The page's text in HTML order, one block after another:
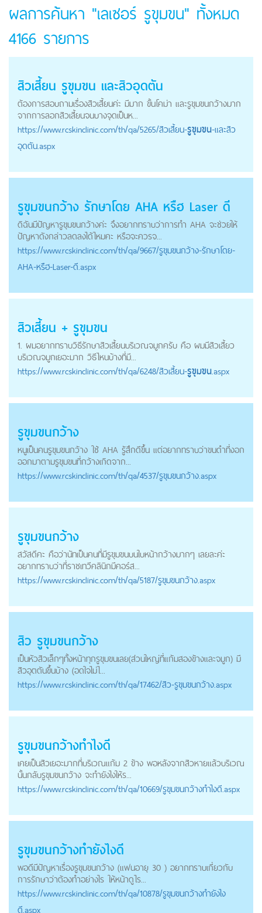
ผลการค้นหา "เลเซอร์ รูขุมขน" ทั้งหมด
4166 รายการ
สิวเสี้ยน รูขุมขน และสิวอุดตัน
ต้องการสอบถามเรื่องสิวเสี้ยนค่ะ มีมาก ขั้นโคม่า และรูขุมขนกว้างมาก
จากการลอกสิวเสี้ยนจนบางจุดเป็นห...
https://www.rcskinclinic.com/th/qa/5265/สิวเสี้ยน-รูขุมขน-และสิว
อุดตัน.aspx
รูขุมขนกว้าง รักษาโดย AHA หรืฮ Laser ดี
ดิฉันมีปัญหารูขุมขนกว้างค่ะ จึงอยากทราบว่าการทำ AHA จะช่วยให้
ปัญหาดังกล่าวลดลงได้ไหมคะ หรือจะควรจ...
https://www.rcskinclinic.com/th/qa/9667/รูขุมขนกว้าง-รักษาโดย-
AHA-หรืฮ-Laser-ดี.aspx
สิวเสี้ยน + รูขุมขน
1. ผมอยากทราบวิธีรักษาสิวเสี้ยนบริเวณจมูกครับ คือ ผมมีสิวเสี้ยว
บริเวณจมูกเยอะมาก วิธีไหนบ้างที่มี...
https://www.rcskinclinic.com/th/qa/6248/สิวเสี้ยน-รูขุมขน.aspx
รูขุมขนกว้าง
หนูเป็นคนรูขุมขนกว้าง ใช้ AHA รู้สึกดีขึ้น แต่อยากทราบว่าขนดำที่งอก
ออกมาตามรูขุมขนที่กว้างเกิดจาก...
https://www.rcskinclinic.com/th/qa/4537/รูขุมขนกว้าง.aspx
รูขุมขนกว้าง
สวัสดีคะ คือว่านัทเป็นคนที่มีรูขุมขนบนใบหน้ากว้างมากๆ เลยละค่ะ
อยากทราบว่าที่ราชเทวีคลินิกมีคอร์ส...
https://www.rcskinclinic.com/th/qa/5187/รูขุมขนกว้าง.aspx
สิว รูขุมขนกว้าง
เป็นหัวสิวเล็กๆทั้งหน้าทุกรูขุมขนเลย(ส่วนใหญ่ที่แก้มสองข้างและจมูก) มี
สิวอุตตันขึ้นบ้าง (อดใจไม่ไ...
https://www.rcskinclinic.com/th/qa/17462/สิว-รูขุมขนกว้าง.aspx
รูขุมขนกว้างทำไงดี
เคยเป็นสิวเยอะมากที่บริเวณแก้ม 2 ข้าง พอหลังจากสิวหายแล้วบริเวณ
นั้นกลับรูขุมขนกว้าง จะทำยังไงให้ร...
https://www.rcskinclinic.com/th/qa/10669/รูขุมขนกว้างทำไงดี.aspx
รูขุมขนกว้างทำยังไงดี
พอดีมีปัญหาเรื่องรูขุมขนกว้าง (แฟนอายุ 30 ) อยากทราบเกี่ยวกับ
การรักษาว่าต้องทำอย่างไร ให้หน้าดูไร...
https://www.rcskinclinic.com/th/qa/10878/รูขุมขนกว้างทำยังไง
ดี.aspx